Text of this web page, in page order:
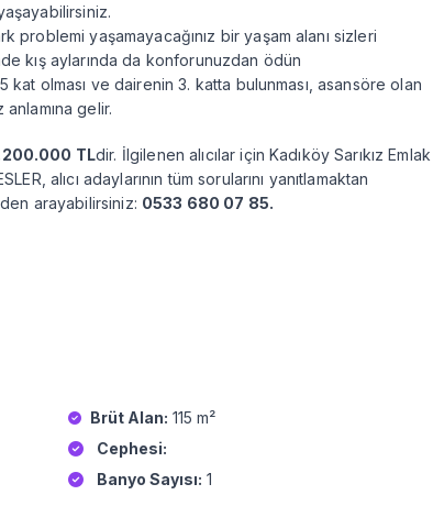
problemi yaşamayacağınız bir yaşam alanı sizleri
kış aylarında da konforunuzdan ödün
kat olması ve dairenin 3. katta bulunması, asansöre olan
gelir.
TLdir. İlgilenen alıcılar için Kadıköy Sarıkız Emlak
alıcı adaylarının tüm sorularını yanıtlamaktan
arayabilirsiniz: 0533 680 07 85.
Brüt Alan: 115 m²
Cephesi:
Banyo Sayısı: 1